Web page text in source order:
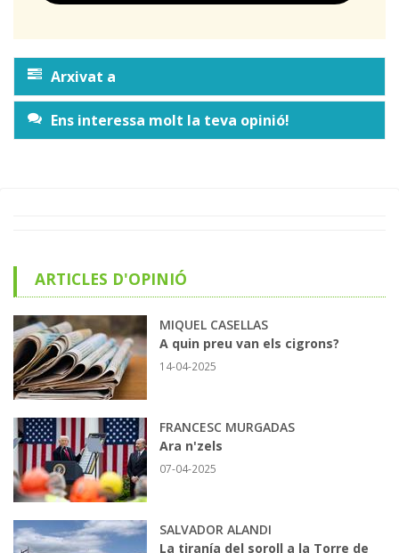
Arxivat a
Ens interessa molt la teva opinió!
ARTICLES D'OPINIÓ
MIQUEL CASELLAS
A quin preu van els cigrons?
14-04-2025
FRANCESC MURGADAS
Ara n'zels
07-04-2025
SALVADOR ALANDI
La tiranía del soroll a la Torre de